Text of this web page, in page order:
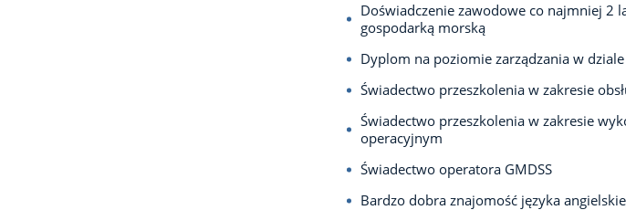
Doświadczenie zawodowe co najmniej 2
gospodarką morską
Dyplom na poziomie zarządzania w
Świadectwo przeszkolenia w zakresie
Świadectwo przeszkolenia w zakresie
operacyjnym
Świadectwo operatora GMDSS
Bardzo dobra znajomość języka